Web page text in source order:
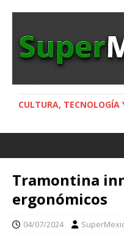
CULTURA, TECNOLOGÍA
Tramontina
ergonómicos
04/07/2024